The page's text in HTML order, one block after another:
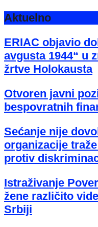
Aktuelno
ERIAC objavio
avgusta 1944“ u
žrtve Holokausta
Otvoren javni
bespovratnih
Sećanje nije
organizacije
protiv
Istraživanje
žene različito
Srbiji